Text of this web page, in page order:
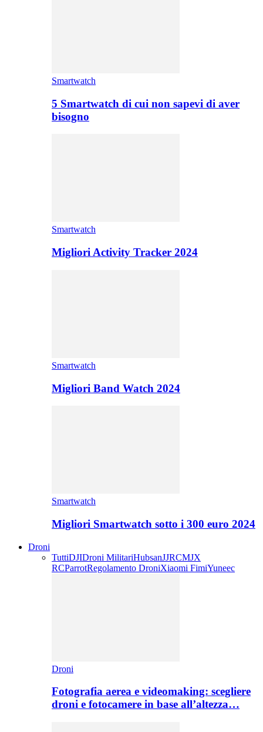
Smartwatch
5 Smartwatch di cui non sapevi di aver
bisogno
Smartwatch
Migliori Activity Tracker 2024
Smartwatch
Migliori Band Watch 2024
Smartwatch
Migliori Smartwatch sotto i 300 euro 2024
Droni
TuttiDJIDroni MilitariHubsanJJRCMJX
RCParrotRegolamento DroniXiaomi FimiYuneec
Droni
Fotografia aerea e videomaking: scegliere
droni e fotocamere in base all’altezza…